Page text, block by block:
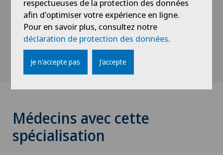
Publications
Médecins avec cette
spécialisation
respectueuses de la protection des données
afin d'optimiser votre expérience en ligne.
Pour en savoir plus, consultez notre
déclaration de protection des données.
Je n'accepte pas J'accepte